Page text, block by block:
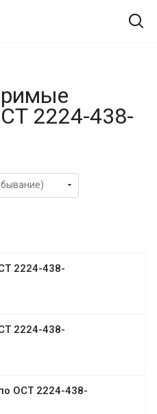
2224-438-
2224-438-
2224-438-
ОСТ 2224-438-